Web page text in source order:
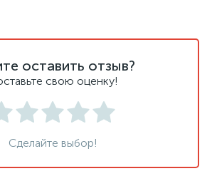
оставить отзыв?
свою оценку!
Сделайте выбор!